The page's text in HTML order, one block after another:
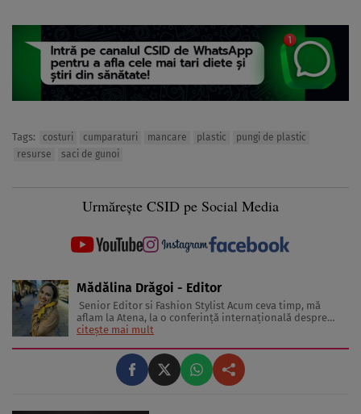
Tags: costuri cumparaturi mancare plastic
pungi de plastic
resurse
saci de gunoi
Urmărește CSID pe Social Media
Mădălina Drăgoi - Editor
Senior Editor si Fashion Stylist Acum ceva timp, mă
aflam la Atena, la o conferinţă internaţională despre
frumuseţe şi industria de profil. În sală erau jurnaliste
Multe dintre ele erau parcă scoase din paginile
revistelor pentru ...
citește mai mult